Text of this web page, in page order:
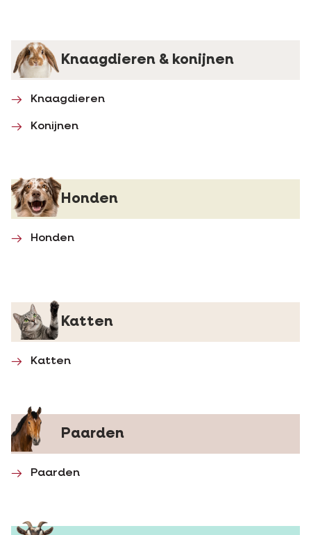
Knaagdieren & konijnen
Knaagdieren
Konijnen
Honden
Honden
Katten
Katten
Paarden
Paarden